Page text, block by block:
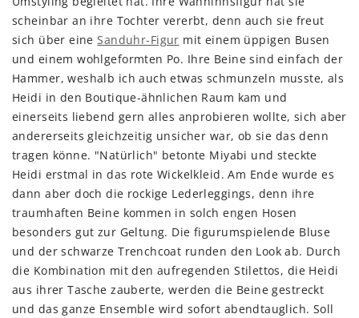
scheinbar an ihre Tochter vererbt, denn auch sie freut
sich über eineSanduhr-Figur mit einem üppigen Busen
und einem wohlgeformten Po. Ihre Beine sind einfach der
Hammer, weshalb ich auch etwas schmunzeln musste, als
Heidi in den Boutique-ähnlichen Raum kam und
einerseits liebend gern alles anprobieren wollte, sich aber
andererseits gleichzeitig unsicher war, ob sie das denn
tragen könne. "Natürlich" betonte Miyabi und steckte
Heidi erstmal in das rote Wickelkleid. Am Ende wurde es
dann aber doch die rockige Lederleggings, denn ihre
traumhaften Beine kommen in solch engen Hosen
besonders gut zur Geltung. Die figurumspielende Bluse
und der schwarze Trenchcoat runden den Look ab. Durch
die Kombination mit den aufregenden Stilettos, die Heidi
aus ihrer Tasche zauberte, werden die Beine gestreckt
und das ganze Ensemble wird sofort abendtauglich. Soll